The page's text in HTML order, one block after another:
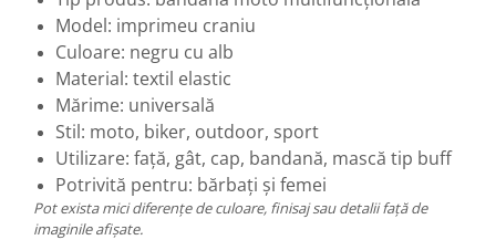
Model: imprimeu craniu
Culoare: negru cu alb
Material: textil elastic
Mărime: universală
Stil: moto, biker, outdoor, sport
Utilizare: față, gât, cap, bandană, mască tip buff
Potrivită pentru: bărbați și femei
Pot exista mici diferențe de culoare, finisaj sau detalii față de
imaginile afișate.